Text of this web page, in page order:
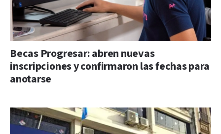
Becas Progresar: abren nuevas
inscripciones y confirmaron las fechas para
anotarse